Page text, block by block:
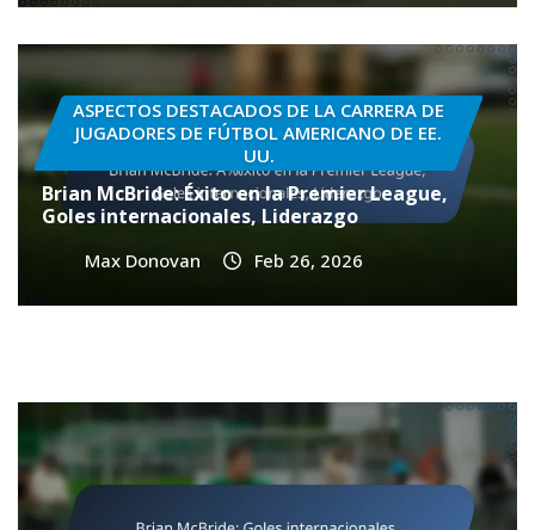
ASPECTOS DESTACADOS DE LA CARRERA DE
JUGADORES DE FÚTBOL AMERICANO DE EE.
UU.
Brian McBride: Éxito en la Premier League,
Goles internacionales, Liderazgo
Max Donovan Feb 26, 2026